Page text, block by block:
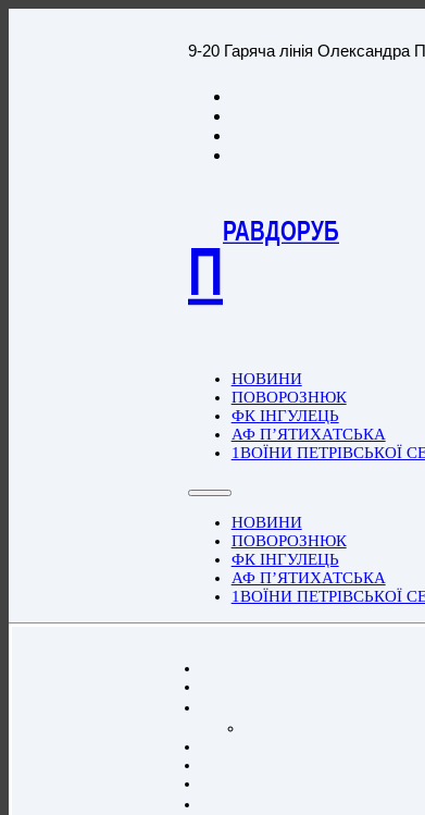
9-20 Гаряча лінія Олександра
П
РАВДОРУБ
НОВИНИ
ПОВОРОЗНЮК
ФК ІНГУЛЕЦЬ
АФ П’ЯТИХАТСЬКА
1ВОЇНИ ПЕТРІВСЬКОЇ
НОВИНИ
ПОВОРОЗНЮК
ФК ІНГУЛЕЦЬ
АФ П’ЯТИХАТСЬКА
1ВОЇНИ ПЕТРІВСЬКОЇ